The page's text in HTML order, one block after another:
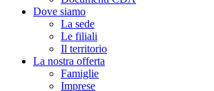
Dove siamo
La sede
Le filiali
Il territorio
La nostra offerta
Famiglie
Imprese